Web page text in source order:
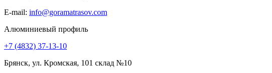
E-mail: info@goramatrasov.com
Алюминиевый профиль
+7 (4832) 37-13-10
Брянск, ул. Кромская, 101 склад №10